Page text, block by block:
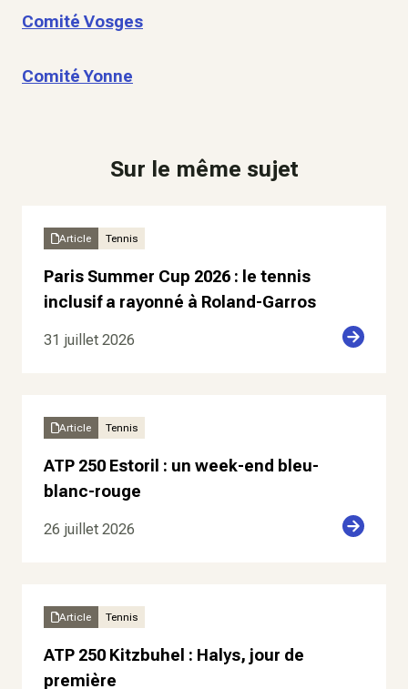
Comité Vosges
Comité Yonne
Sur le même sujet
Article Tennis
Paris Summer Cup 2026 : le tennis
inclusif a rayonné à Roland-Garros
31 juillet 2026
Article Tennis
ATP 250 Estoril : un week-end bleu-
blanc-rouge
26 juillet 2026
Article Tennis
ATP 250 Kitzbuhel : Halys, jour de
première